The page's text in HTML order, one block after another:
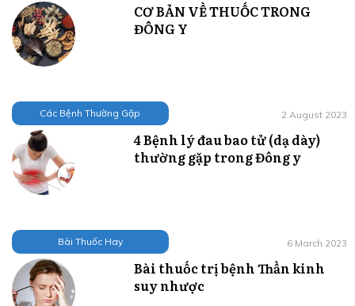
CƠ BẢN VỀ THUỐC TRONG
ĐÔNG Y
Các Bệnh Thường Gặp 2 August 2023
4 Bệnh lý đau bao tử (dạ dày)
thường gặp trong Đông y
Bài Thuốc Hay 6 March 2023
Bài thuốc trị bệnh Thần kinh
suy nhược